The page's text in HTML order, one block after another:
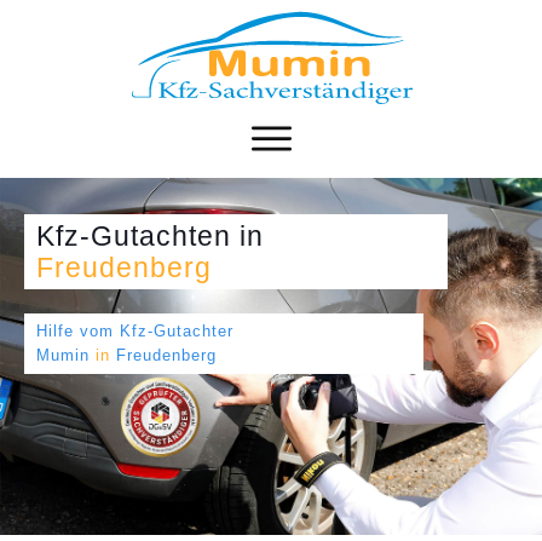
Kfz-Gutachten in
Freudenberg
Hilfe vom Kfz-Gutachter
Mumin in Freudenberg